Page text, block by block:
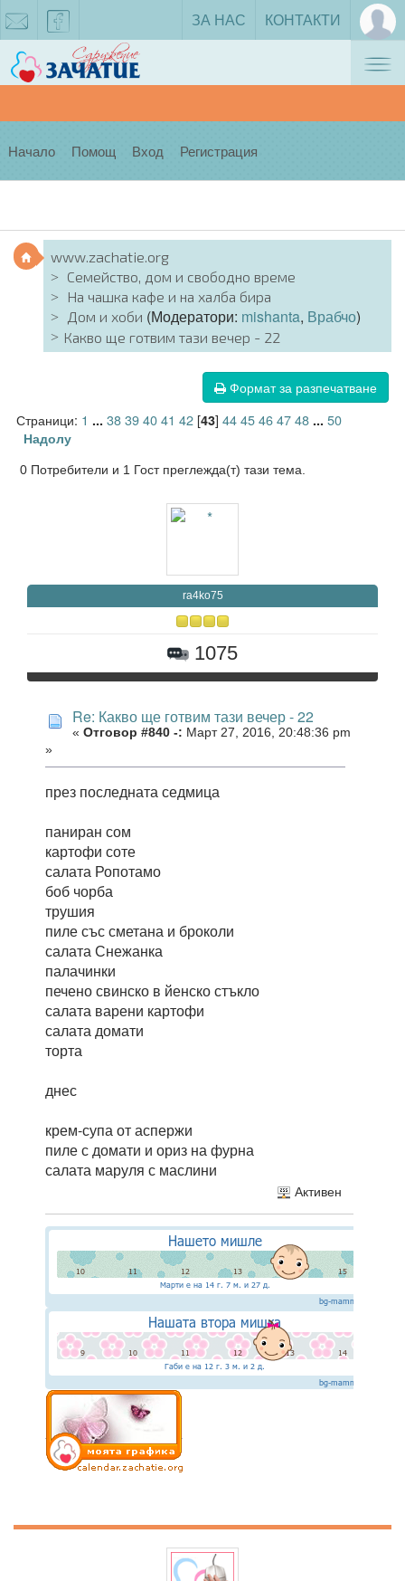
facebook
ЗА НАС КОНТАКТИ
Начало Помощ Вход Регистрация
www.zachatie.org
Семейство, дом и свободно време
На чашка кафе и на халба бира
Дом и хоби (Модератори: mishanta, Врабчо)
Какво ще готвим тази вечер - 22
Формат за разпечатване
Страници: 1 ... 38394041 42[43] 4445464748 ... 50
Надолу
0 Потребители и 1 Гост преглежда(т) тази тема.
ra4ko75
1075
Re: Какво ще готвим тази вечер - 22
« Отговор #840 -: Март 27, 2016, 20:48:36 pm
»
през последната седмица
паниран сом
картофи соте
салата Ропотамо
боб чорба
трушия
пиле със сметана и броколи
салата Снежанка
палачинки
печено свинско в йенско стъкло
салата варени картофи
салата домати
торта
днес
крем-супа от аспержи
пиле с домати и ориз на фурна
салата маруля с маслини
Активен